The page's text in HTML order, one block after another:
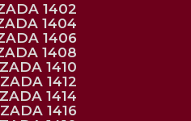
1402
1404
1406
1408
1410
1412
1414
1416